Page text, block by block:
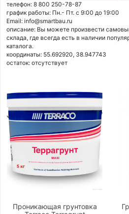
телефон: 8 800 250-78-87
график работы: Пн.- Пт. с 9:00 до 19:00
Email: info@smartbau.ru
описание: Вы можете произвести
склада, где всегда есть в наличии
каталога.
координаты: 55.692920, 38.947743
остаток: отсутствует
Проникающая грунтовка